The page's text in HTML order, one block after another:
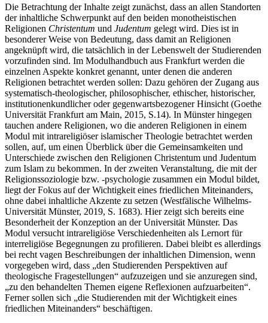
Die Betrachtung der Inhalte zeigt zunächst, dass an allen Standorten
der inhaltliche Schwerpunkt auf den beiden monotheistischen
Religionen Christentum und Judentum gelegt wird. Dies ist in
besonderer Weise von Bedeutung, dass damit an Religionen
angeknüpft wird, die tatsächlich in der Lebenswelt der Studierenden
vorzufinden sind. Im Modulhandbuch aus Frankfurt werden die
einzelnen Aspekte konkret genannt, unter denen die anderen
Religionen betrachtet werden sollen: Dazu gehören der Zugang aus
systematisch-theologischer, philosophischer, ethischer, historischer,
institutionenkundlicher oder gegenwartsbezogener Hinsicht (Goethe
Universität Frankfurt am Main, 2015, S.14). In Münster hingegen
tauchen andere Religionen, wo die anderen Religionen in einem
Modul mit intrareligiöser islamischer Theologie betrachtet werden
sollen, auf, um einen Überblick über die Gemeinsamkeiten und
Unterschiede zwischen den Religionen Christentum und Judentum
zum Islam zu bekommen. In der zweiten Veranstaltung, die mit der
Religionssoziologie bzw. -psychologie zusammen ein Modul bildet,
liegt der Fokus auf der Wichtigkeit eines friedlichen Miteinanders,
ohne dabei inhaltliche Akzente zu setzen (Westfälische Wilhelms-
Universität Münster, 2019, S. 1683). Hier zeigt sich bereits eine
Besonderheit der Konzeption an der Universität Münster. Das
Modul versucht intrareligiöse Verschiedenheiten als Lernort für
interreligiöse Begegnungen zu profilieren. Dabei bleibt es allerdings
bei recht vagen Beschreibungen der inhaltlichen Dimension, wenn
vorgegeben wird, dass „den Studierenden Perspektiven auf
theologische Fragestellungen“ aufzuzeigen und sie anzuregen sind,
„zu den behandelten Themen eigene Reflexionen aufzuarbeiten“.
Ferner sollen sich „die Studierenden mit der Wichtigkeit eines
friedlichen Miteinanders“ beschäftigen.